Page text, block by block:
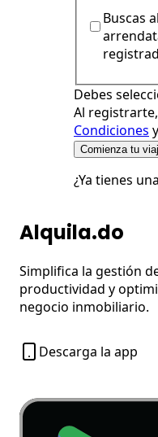
Buscas
Debes
Al
Condiciones
Comienza tu
¿Ya tienes
Alquila.do
Simplifica la gestión
productividad y
negocio inmobiliario.
Descarga la app